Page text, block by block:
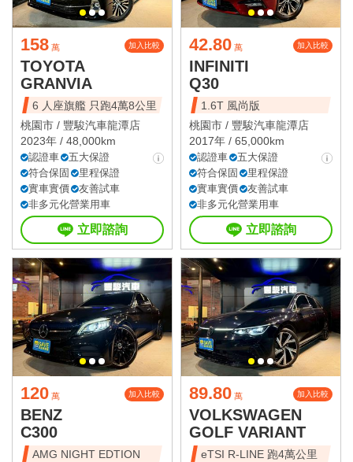
158 萬 加入比較
TOYOTA
GRANVIA
6 人座旗艦 只跑4萬8公里
桃園市 / 豐駿汽車龍潭店
2023年 / 48,000km
認證車
五大保證
符合保固
里程保證
實車實價
友善試車
非多元化營業用車
立即諮詢
42.80 萬 加入比較
INFINITI
Q30
1.6T 風尚版
桃園市 / 豐駿汽車龍潭店
2017年 / 65,000km
認證車
五大保證
符合保固
里程保證
實車實價
友善試車
非多元化營業用車
立即諮詢
120 萬 加入比較
BENZ
C300
AMG NIGHT EDTION
89.80 萬 加入比較
VOLKSWAGEN
GOLF VARIANT
eTSI R-LINE 跑4萬公里